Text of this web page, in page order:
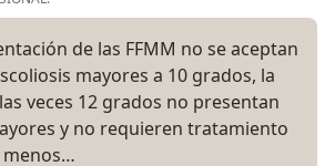
de las FFMM no se aceptan
mayores a 10 grados, la
veces 12 grados no presentan
y no requieren tratamiento
menos…